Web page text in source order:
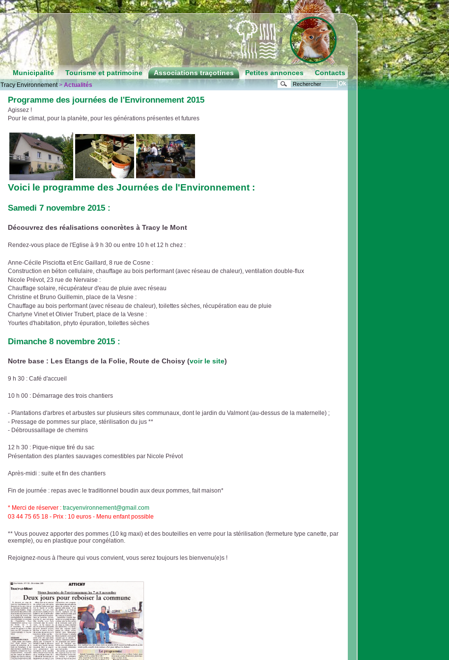
Municipalité Tourisme et patrimoine Associations traçotines Petites annonces Contacts
Tracy Environnement> Actualités
Programme des journées de l'Environnement 2015
Agissez !
Pour le climat, pour la planète, pour les générations présentes et futures
Voici le programme des Journées de l'Environnement :
Samedi 7 novembre 2015 :
Découvrez des réalisations concrètes à Tracy le Mont
Rendez-vous place de l'Eglise à 9 h 30 ou entre 10 h et 12 h chez :
Anne-Cécile Pisciotta et Eric Gaillard, 8 rue de Cosne :
Construction en béton cellulaire, chauffage au bois performant (avec réseau de chaleur), ventilation double-flux
Nicole Prévot, 23 rue de Nervaise :
Chauffage solaire, récupérateur d'eau de pluie avec réseau
Christine et Bruno Guillemin, place de la Vesne :
Chauffage au bois performant (avec réseau de chaleur), toilettes sèches, récupération eau de pluie
Charlyne Vinet et Olivier Trubert, place de la Vesne :
Yourtes d'habitation, phyto épuration, toilettes sèches
Dimanche 8 novembre 2015 :
Notre base : Les Etangs de la Folie, Route de Choisy (voir le site)
9 h 30 : Café d'accueil
10 h 00 : Démarrage des trois chantiers
- Plantations d'arbres et arbustes sur plusieurs sites communaux, dont le jardin du Valmont (au-dessus de la maternelle) ;
- Pressage de pommes sur place, stérilisation du jus **
- Débroussaillage de chemins
12 h 30 : Pique-nique tiré du sac
Présentation des plantes sauvages comestibles par Nicole Prévot
Après-midi : suite et fin des chantiers
Fin de journée : repas avec le traditionnel boudin aux deux pommes, fait maison*
* Merci de réserver : tracyenvironnement@gmail.com
03 44 75 65 18 - Prix : 10 euros - Menu enfant possible
** Vous pouvez apporter des pommes (10 kg maxi) et des bouteilles en verre pour la stérilisation (fermeture type canette, par
exemple), ou en plastique pour congélation.
Rejoignez-nous à l'heure qui vous convient, vous serez toujours les bienvenu(e)s !